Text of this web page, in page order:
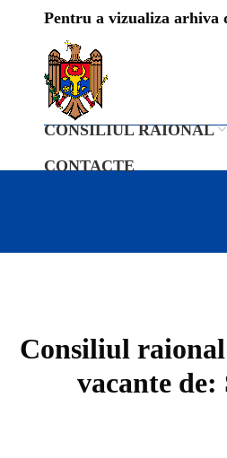
Pentru a vizualiza arhiva
CONSILIUL RAIONAL
CONTACTE
Consiliul
vacante